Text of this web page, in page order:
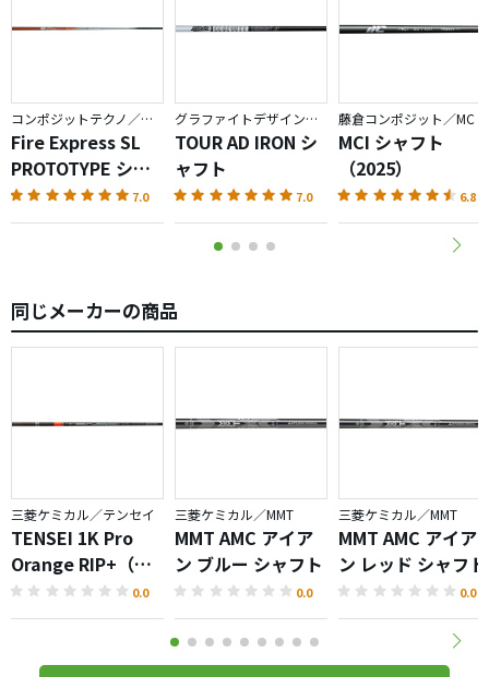
コンポジットテクノ／ファイアーエクスプレス
Fire Express SL
PROTOTYPE シャ
フト
7.0
グラファイトデザイン／TOUR AD
TOUR AD IRON シ
ャフト
7.0
藤倉コンポジット／MC
MCI シャフト
（2025）
6.8
同じメーカーの商品
三菱ケミカル／テンセイ
TENSEI 1K Pro
Orange RIP+（テ
ンセイプロオレン
ジ）シャフト
0.0
三菱ケミカル／MMT
MMT AMC アイア
ン ブルー シャフト
0.0
三菱ケミカル／MMT
MMT AMC アイア
ン レッド シャフト
0.0